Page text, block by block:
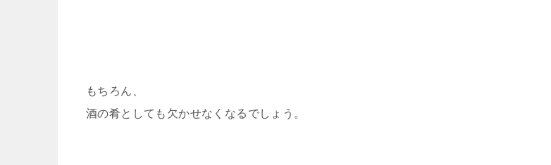
もちろん、
酒の肴としても欠かせなくなるでしょう。